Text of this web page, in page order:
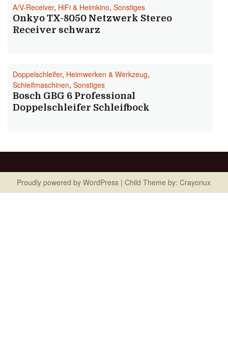
A/V-Receiver, HiFi & Heimkino, Sonstiges
Onkyo TX-8050 Netzwerk Stereo
Receiver schwarz
Doppelschleifer, Heimwerken & Werkzeug,
Schleifmaschinen, Sonstiges
Bosch GBG 6 Professional
Doppelschleifer Schleifbock
Proudly powered by WordPress | Child Theme by: Crayonux